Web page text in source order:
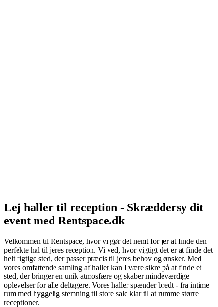
Lej haller til reception - Skræddersy dit
event med Rentspace.dk
Velkommen til Rentspace, hvor vi gør det nemt for jer at finde den
perfekte hal til jeres reception. Vi ved, hvor vigtigt det er at finde det
helt rigtige sted, der passer præcis til jeres behov og ønsker. Med
vores omfattende samling af haller kan I være sikre på at finde et
sted, der bringer en unik atmosfære og skaber mindeværdige
oplevelser for alle deltagere. Vores haller spænder bredt - fra intime
rum med hyggelig stemning til store sale klar til at rumme større
receptioner.